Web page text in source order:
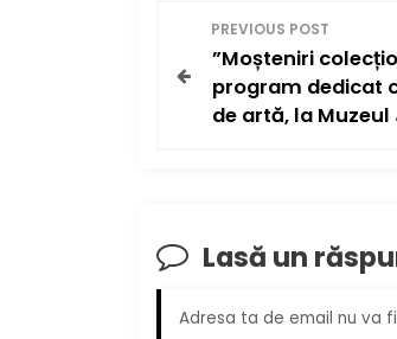
a
a
PREVIOUS POST
”Moșteniri
program dedicat
de artă, la
Lasă un
Adresa ta de email nu va